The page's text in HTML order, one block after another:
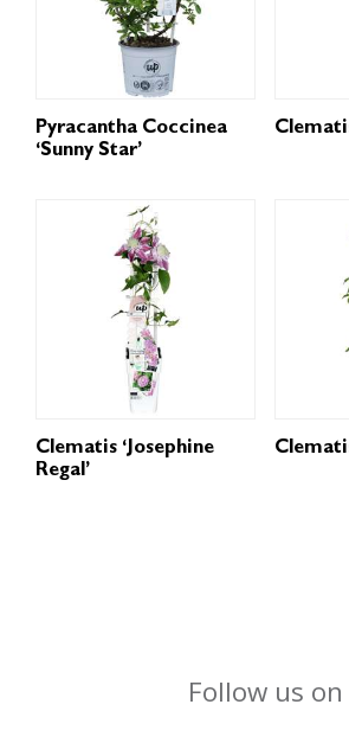
Pyracantha Coccinea
‘Sunny Star’
Clematis ‘Josephine
Regal’
Follow us on